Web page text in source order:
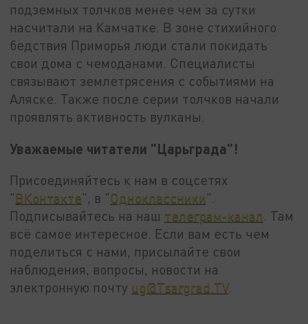
подземных толчков менее чем за сутки
насчитали на Камчатке. В зоне стихийного
бедствия Приморья люди стали покидать
свои дома с чемоданами. Специалисты
связывают землетрясения с событиями на
Аляске. Также после серии толчков начали
проявлять активность вулканы.
Уважаемые читатели "Царьграда"!
Присоединяйтесь к нам в соцсетях
"ВКонтакте", в "Одноклассники".
Подписывайтесь на наш телеграм-канал . Там
всё самое интересное. Если вам есть чем
поделиться с нами, присылайте свои
наблюдения, вопросы, новости на
электронную почту ug@Tsargrad.TV.